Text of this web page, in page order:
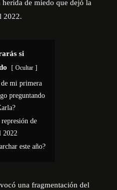
herida de miedo que dejó la
2022.
si
Ocultar
mi primera
preguntando
de
2022
este año?
una fragmentación del